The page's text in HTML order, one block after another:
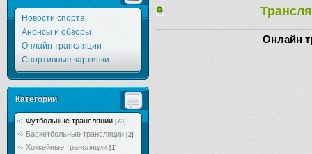
Новости спорта
Анонсы и обзоры
Онлайн трансляции
Спортивные картинки
Категории
Футбольные трансляции [73]
Баскетбольные трансляции [2]
Хоккейные трансляции [1]
Онлайн